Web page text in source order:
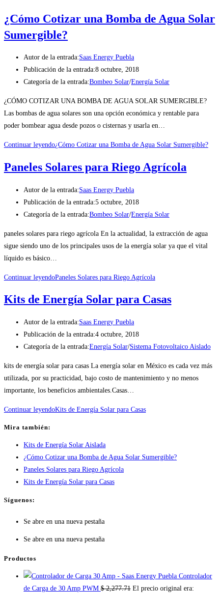
¿Cómo Cotizar una Bomba de Agua Solar
Sumergible?
Autor de la entrada:Saas Energy Puebla
Publicación de la entrada:8 octubre, 2018
Categoría de la entrada:Bombeo Solar/Energía Solar
¿CÓMO COTIZAR UNA BOMBA DE AGUA SOLAR SUMERGIBLE?
Las bombas de agua solares son una opción económica y rentable para
poder bombear agua desde pozos o cisternas y usarla en…
Continuar leyendo¿Cómo Cotizar una Bomba de Agua Solar Sumergible?
Paneles Solares para Riego Agrícola
Autor de la entrada:Saas Energy Puebla
Publicación de la entrada:5 octubre, 2018
Categoría de la entrada:Bombeo Solar/Energía Solar
paneles solares para riego agrícola En la actualidad, la extracción de agua
sigue siendo uno de los principales usos de la energía solar ya que el vital
líquido es básico…
Continuar leyendoPaneles Solares para Riego Agrícola
Kits de Energía Solar para Casas
Autor de la entrada:Saas Energy Puebla
Publicación de la entrada:4 octubre, 2018
Categoría de la entrada:Energía Solar/Sistema Fotovoltaico Aislado
kits de energía solar para casas La energía solar en México es cada vez más
utilizada, por su practicidad, bajo costo de mantenimiento y no menos
importante, los beneficios ambientales.Casas…
Continuar leyendoKits de Energía Solar para Casas
Mira también:
Kits de Energía Solar Aislada
¿Cómo Cotizar una Bomba de Agua Solar Sumergible?
Paneles Solares para Riego Agrícola
Kits de Energía Solar para Casas
Síguenos:
Se abre en una nueva pestaña
Se abre en una nueva pestaña
Productos
Controlador
de Carga de 30 Amp PWM $2,277.71 El precio original era: